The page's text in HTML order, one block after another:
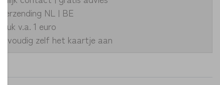
NL | BE
v.a. 1 euro
zelf het kaartje aan